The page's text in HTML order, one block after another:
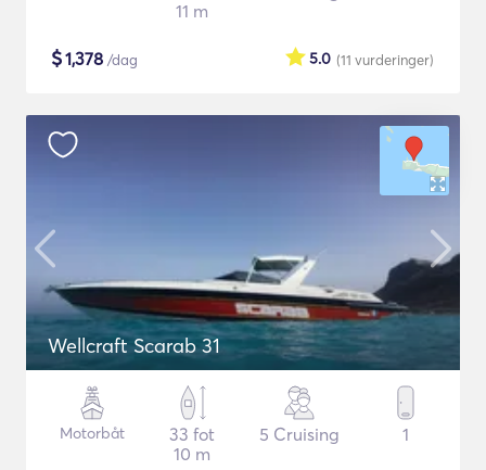
11 m
$1,378 /dag (11 vurderinger)
5.0
Wellcraft Scarab 31
Motorbåt
33 fot
10 m
5 Cruising 1